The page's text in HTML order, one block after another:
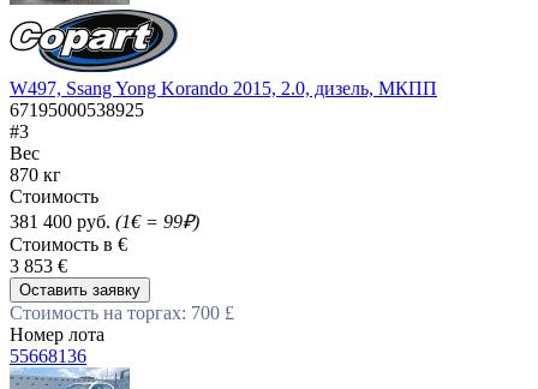
W497, Ssang Yong Korando 2015, 2.0, дизель, МКПП
67195000538925
#3
Вес
870 кг
Стоимость
381 400 руб. (1€ = 99₽)
Стоимость в €
3 853 €
Оставить заявку
Стоимость на торгах: 700 £
Номер лота
55668136